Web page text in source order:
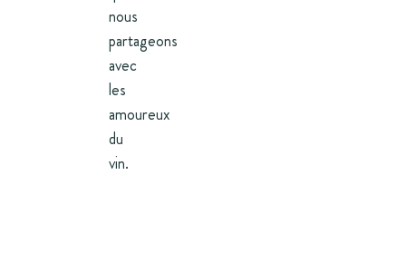
nous
partageons
avec
les
amoureux
du
vin.